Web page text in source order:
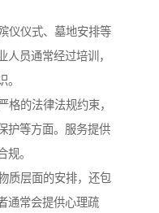
仪仪式、墓地安排等
人员通常经过培训，
格的法律法规约束，
护等方面。服务提供
规。
质层面的安排，还包
通常会提供心理疏